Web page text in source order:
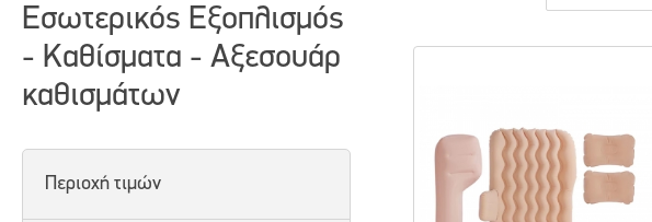
Εσωτερικός Εξοπλισμός
- Καθίσματα - Αξεσουάρ
καθισμάτων
Περιοχή τιμών